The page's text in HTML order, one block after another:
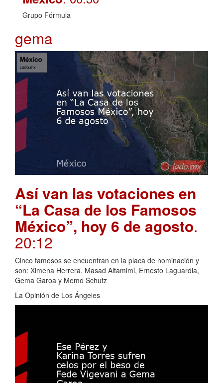
Grupo Fórmula
gema
Así van las votaciones en
“La Casa de los Famosos
México”, hoy 6 de agosto.
20:12
Cinco famosos se encuentran en la placa de nominación y
son: Ximena Herrera, Masad Altamimi, Ernesto Laguardia,
Gema Garoa y Memo Schutz
La Opinión de Los Ángeles